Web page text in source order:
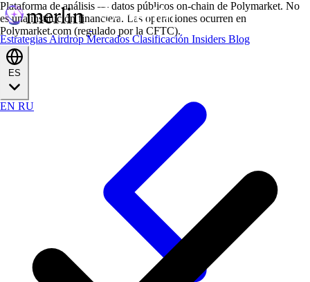
Estrategias AirdropMercados Clasificación Insiders Blog
EN RU
Plataforma de análisis — datos públicos on-chain de Polymarket. No
es una institución financiera. Las operaciones ocurren en
Polymarket.com (regulado por la CFTC).